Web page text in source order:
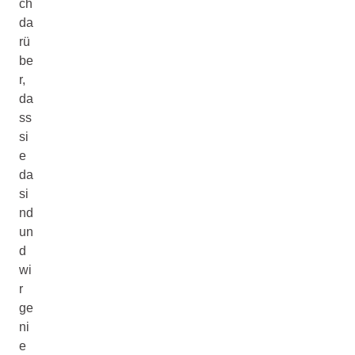
ch
da
rü
be
r,
da
ss
si
e
da
si
nd
un
d
wi
r
ge
ni
e